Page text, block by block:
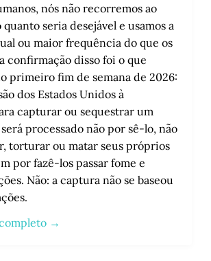
nós não recorremos ao
seria desejável e usamos a
ou maior frequência do que os
confirmação disso foi o que
primeiro fim de semana de 2026:
dos Estados Unidos à
capturar ou sequestrar um
processado não por sê-lo, não
torturar ou matar seus próprios
por fazê-los passar fome e
Não: a captura não se baseou
→